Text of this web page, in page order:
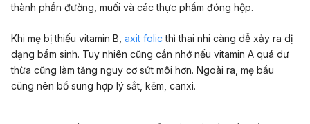
thành phần đường, muối và các thực phẩm đóng hộp.
Khi mẹ bị thiếu vitamin B, axit folic thì thai nhi càng dễ xảy ra dị
dạng bẩm sinh. Tuy nhiên cũng cần nhớ nếu vitamin A quá dư
thừa cũng làm tăng nguy cơ sứt môi hơn. Ngoài ra, mẹ bầu
cũng nên bổ sung hợp lý sắt, kẽm, canxi.